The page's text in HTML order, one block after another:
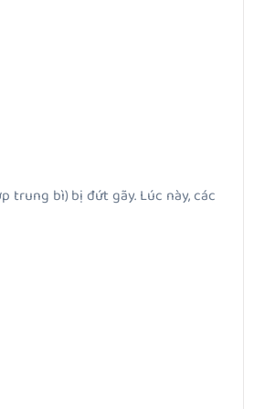
trung bì) bị đứt gãy. Lúc này, các